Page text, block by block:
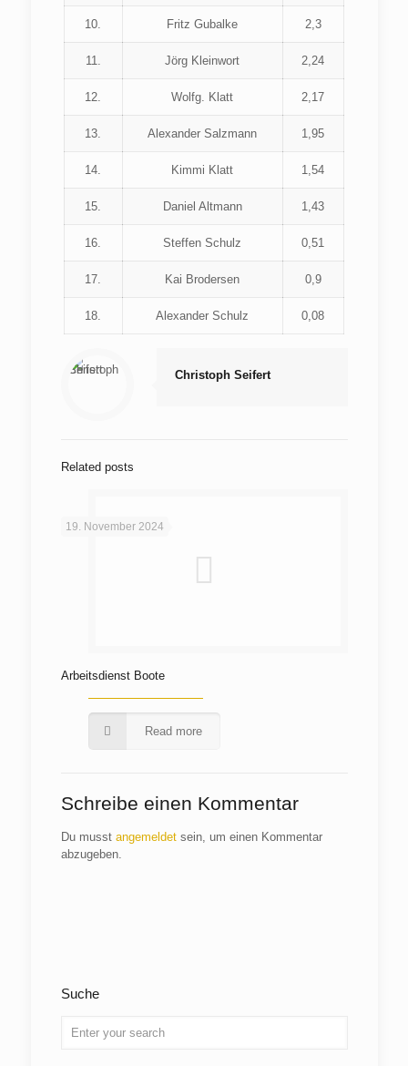
10. Fritz Gubalke 2,3
11. Jörg Kleinwort 2,24
12. Wolfg. Klatt 2,17
13. Alexander Salzmann 1,95
14. Kimmi Klatt 1,54
15. Daniel Altmann 1,43
16. Steffen Schulz 0,51
17. Kai Brodersen 0,9
18. Alexander Schulz 0,08
Christoph Seifert
Related posts
19. November 2024
Arbeitsdienst Boote
Read more
Schreibe einen Kommentar
Du musst angemeldetsein, um einen Kommentar
abzugeben.
Suche